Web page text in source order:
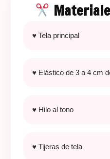
♥ Tela principal
♥ Elástico de 3 a 4 cm
♥ Hilo al tono
♥ Tijeras de tela